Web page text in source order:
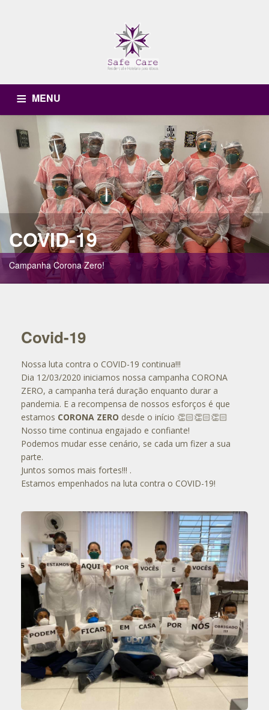
MENU
HOME NOSSA ESTRUTURA
ACOMODAÇÕES CONTATO
COVID-19
Campanha Corona Zero!
Covid-19
Nossa luta contra o COVID-19 continua!!!
Dia 12/03/2020 iniciamos nossa campanha CORONA
ZERO, a campanha terá duração enquanto durar a
pandemia. E a recompensa de nossos esforços é que
estamos CORONA ZERO desde o início 👏🏻👏🏻👏🏻
Nosso time continua engajado e confiante!
Podemos mudar esse cenário, se cada um fizer a sua
parte.
Juntos somos mais fortes!!! .
Estamos empenhados na luta contra o COVID-19!